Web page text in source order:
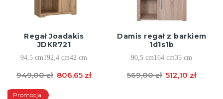
Regał Joadakis
JDKR721
94,5 cm192,4 cm42 cm
806,65 zł
949,00 zł
Damis regał z barkiem
1d1s1b
90,5 cm164 cm35 cm
512,10 zł
569,00 zł
Promocja